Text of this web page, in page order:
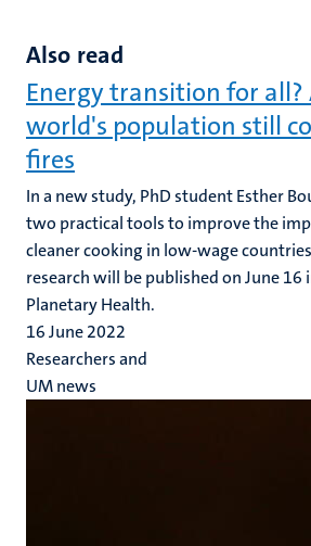
Also read
Energy transition for
world's population still
fires
In a new study, PhD student Esther
two practical tools to improve the
cleaner cooking in low-wage
research will be published on June 16
Planetary Health.
16 June 2022
Researchers and
UM news